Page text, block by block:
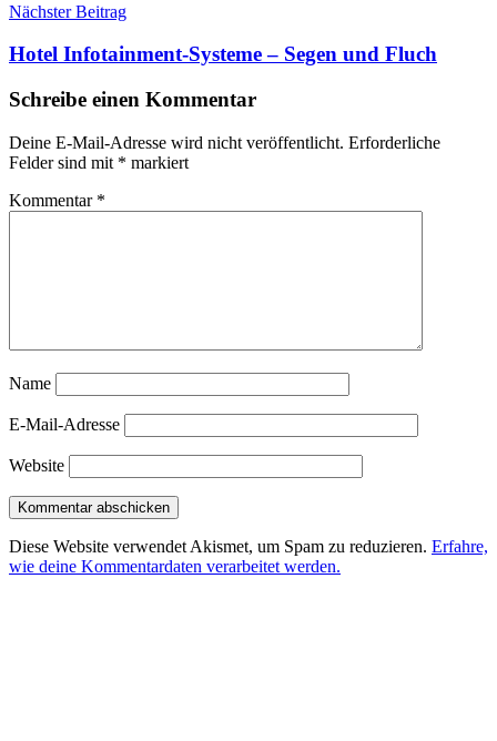
Nächster Beitrag
Hotel Infotainment-Systeme – Segen und Fluch
Schreibe einen Kommentar
Deine E-Mail-Adresse wird nicht veröffentlicht. Erforderliche
Felder sind mit * markiert
Kommentar *
Name
E-Mail-Adresse
Website
Diese Website verwendet Akismet, um Spam zu reduzieren. Erfahre,
wie deine Kommentardaten verarbeitet werden.